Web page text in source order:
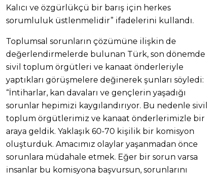
Kalıcı ve özgürlükçü bir barış için herkes
sorumluluk üstlenmelidir” ifadelerini kullandı.
Toplumsal sorunların çözümüne ilişkin de
değerlendirmelerde bulunan Türk, son dönemde
sivil toplum örgütleri ve kanaat önderleriyle
yaptıkları görüşmelere değinerek şunları söyledi:
“İntiharlar, kan davaları ve gençlerin yaşadığı
sorunlar hepimizi kaygılandırıyor. Bu nedenle sivil
toplum örgütlerimiz ve kanaat önderlerimizle bir
araya geldik. Yaklaşık 60-70 kişilik bir komisyon
oluşturduk. Amacımız olaylar yaşanmadan önce
sorunlara müdahale etmek. Eğer bir sorun varsa
insanlar bu komisyona başvursun, sorunlarını